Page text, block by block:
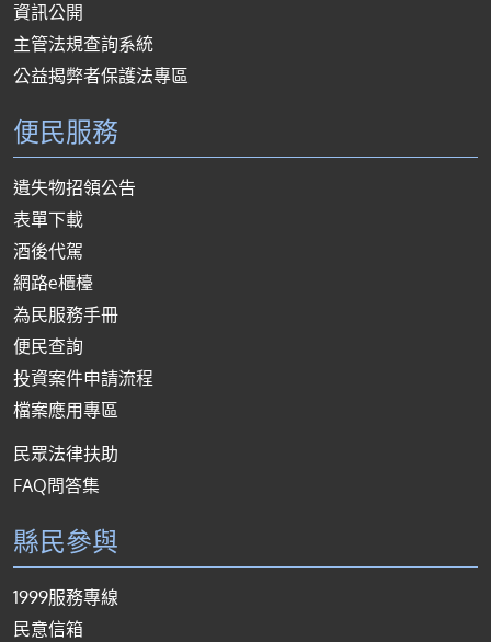
資訊公開
主管法規查詢系統
公益揭弊者保護法專區
便民服務
遺失物招領公告
表單下載
酒後代駕
網路e櫃檯
為民服務手冊
便民查詢
投資案件申請流程
檔案應用專區
民眾法律扶助
FAQ問答集
縣民參與
1999服務專線
民意信箱